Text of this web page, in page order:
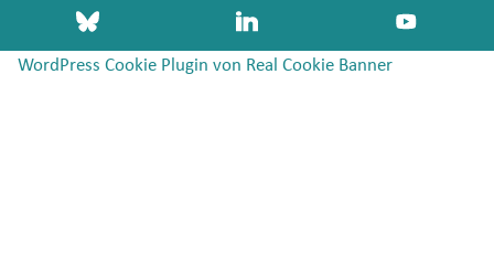
bluesky linkedin youtube
WordPress Cookie Plugin von Real Cookie Banner